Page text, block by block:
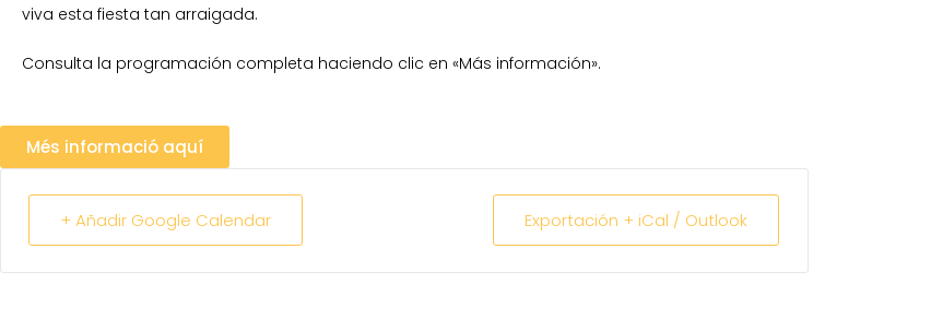
viva esta fiesta tan arraigada.
Consulta la programación completa haciendo clic en «Más información».
Més informació aquí
+ Añadir Google Calendar Exportación + iCal / Outlook